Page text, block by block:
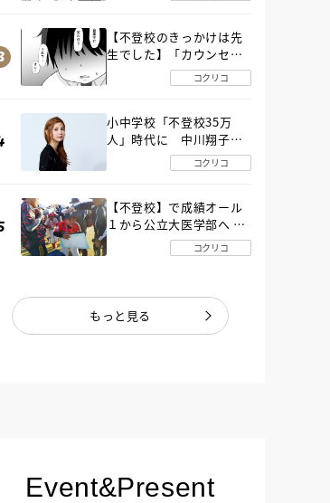
【不登校のきっかけは先
生でした】「カウンセリ
ングの時間」生徒の情報
をバラしたのは…《第２
コクリコ
小中学校「不登校35万
人」時代に 中川翔子さ
んが審査委員長「不登校
生動画甲子園 2026」が開
コクリコ
【不登校】で成績オール
１から公立大医学部へ 中
２で起立性調節障害「治
るまで３年」の診断 その
コクリコ
もっと見る
Event&Present